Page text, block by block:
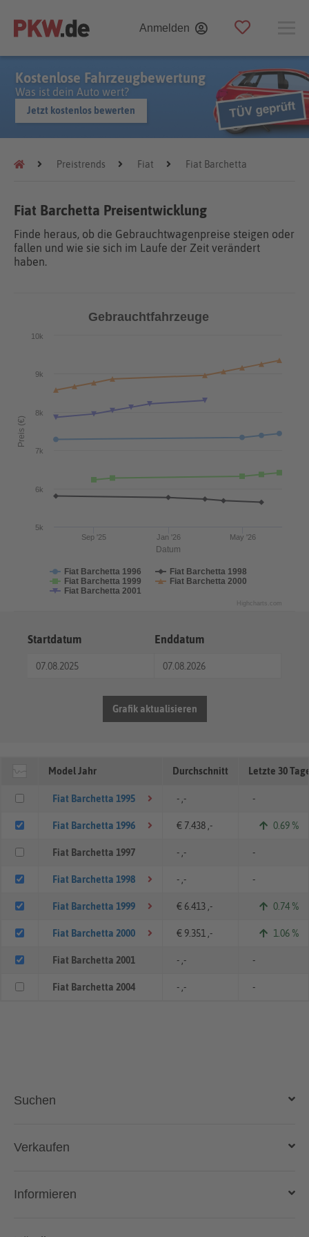
Anmelden
Kostenlose Fahrzeugbewertung
Was ist dein Auto wert?
Jetzt kostenlos bewerten
Preistrends Fiat Fiat Barchetta
Fiat Barchetta Preisentwicklung
Finde heraus, ob die Gebrauchtwagenpreise steigen oder
fallen und wie sie sich im Laufe der Zeit verändert
haben.
Datum
Preis (€)
Gebrauchtfahrzeuge
Fiat Barchetta 1996
Fiat Barchetta 1998
Fiat Barchetta 1999
Fiat Barchetta 2000
Fiat Barchetta 2001
Jan '26
Sep '25 May '26
6k
7k
8k
5k
9k
10k
Highcharts.com
Startdatum Enddatum
Grafik aktualisieren
Model Jahr Durchschnitt Letzte 30
Fiat Barchetta 1995 - ,- -
Fiat Barchetta 1996 € 7.438 ,- 0.69 %
Fiat Barchetta 1997 - ,- -
Fiat Barchetta 1998 - ,- -
Fiat Barchetta 1999 € 6.413 ,- 0.74 %
Fiat Barchetta 2000 € 9.351 ,- 1.06 %
Fiat Barchetta 2001 - ,- -
Fiat Barchetta 2004 - ,- -
Suchen
Auto kaufen
Auto online kaufen
Verkaufen
Auto verkaufen
Informieren